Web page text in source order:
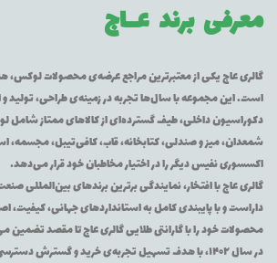
معرفی برند عــاج
گالری عاج یکی از معتبرترین مراجع عرضه‌ی محصولات لوکس،
است. این مجموعه با سال‌ها تجربه در زمینه‌ی طراحی،
دکوراسیون داخلی، طیف گسترده‌ای از کالاهای ممتاز شامل
شمعدان، میز و صندلی، کتابخانه، قاب، کافی‌تیبل، مجسمه،
اکسسوری نفیس دیگر را در اختیار مخاطبان خود قرار می‌دهد.
گالری عاج با افتخار، نمایندگی برترین برندهای بین‌المللی
داراست و با پایبندی کامل به استانداردهای جهانی، کیفیت،
محصولات خود را با گارانتی طلایی گالری عاج تا مقصد تضمین
در سال ۱۴۰۲، با هدف تسهیل تجربه‌ی خرید و گسترش